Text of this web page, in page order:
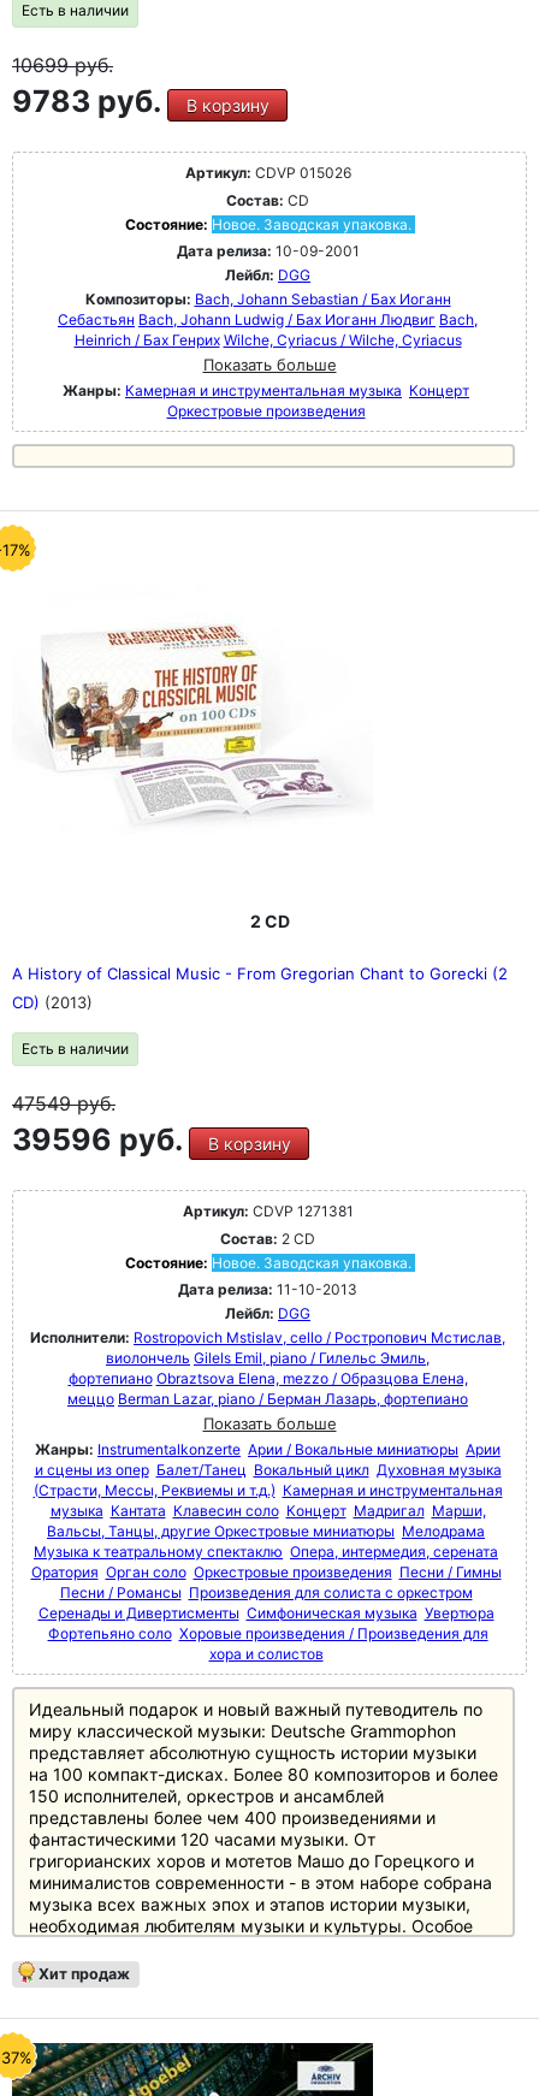
Есть в наличии
10699руб.
9783 руб. В корзину
Артикул: CDVP 015026
Состав: CD
Состояние: Новое. Заводская упаковка.
Дата релиза: 10-09-2001
Лейбл: DGG
Композиторы: Bach, Johann Sebastian / Бах Иоганн
Себастьян Bach, Johann Ludwig / Бах Иоганн Людвиг Bach,
Heinrich / Бах Генрих Wilche, Cyriacus / Wilche, Cyriacus
Показать больше
Жанры: Камерная и инструментальная музыка Концерт
Оркестровые произведения
2 CD
A History of Classical Music - From Gregorian Chant to Gorecki (2
CD) (2013)
Есть в наличии
47549руб.
39596 руб. В корзину
Артикул: CDVP 1271381
Состав: 2 CD
Состояние: Новое. Заводская упаковка.
Дата релиза: 11-10-2013
Лейбл: DGG
Исполнители: Rostropovich Mstislav, cello / Ростропович Мстислав,
виолончель Gilels Emil, piano / Гилельс Эмиль,
фортепиано Obraztsova Elena, mezzo / Образцова Елена,
меццо Berman Lazar, piano / Берман Лазарь, фортепиано
Показать больше
Жанры: Instrumentalkonzerte Арии / Вокальные миниатюры Арии
и сцены из опер Балет/Танец Вокальный цикл Духовная музыка
(Страсти, Мессы, Реквиемы и т.д.) Камерная и инструментальная
музыка Кантата Клавесин соло Концерт Мадригал Марши,
Вальсы, Танцы, другие Оркестровые миниатюры Мелодрама
Музыка к театральному спектаклю Опера, интермедия, серената
Оратория Орган соло Оркестровые произведения Песни / Гимны
Песни / Романсы Произведения для солиста с оркестром
Серенады и Дивертисменты Симфоническая музыка Увертюра
Фортепьяно соло Хоровые произведения / Произведения для
хора и солистов
Идеальный подарок и новый важный путеводитель по
миру классической музыки: Deutsche Grammophon
представляет абсолютную сущность истории музыки
на 100 компакт-дисках. Более 80 композиторов и более
150 исполнителей, оркестров и ансамблей
представлены более чем 400 произведениями и
фантастическими 120 часами музыки. От
григорианских хоров и мотетов Машо до Горецкого и
минималистов современности - в этом наборе собрана
музыка всех важных эпох и этапов истории музыки,
необходимая любителям музыки и культуры. Особое
классиками и романтиками, а также XX веку, который
представлен в боксе не менее чем 20 дисками.
полноцветный буклет с новым эссе британского автора
и музыкального критика Джереми Николаса, а также
краткими биографическими сведениями и
Хит продаж